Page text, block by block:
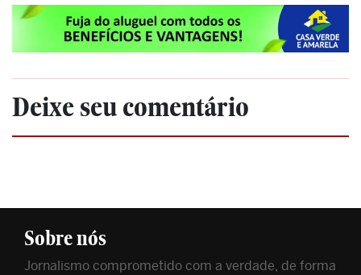
Deixe seu comentário
Sobre nós
Jornalismo comprometido com a verdade, de forma